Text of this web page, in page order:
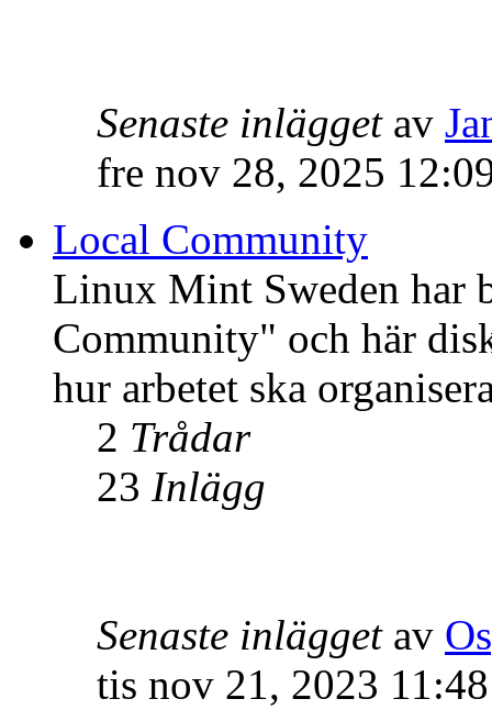
Senaste inläggetav
fre nov 28, 2025
Local Community
Linux Mint Sweden
Community" och här
hur arbetet ska
2 Trådar
23 Inlägg
Senaste inläggetav
tis nov 21, 2023